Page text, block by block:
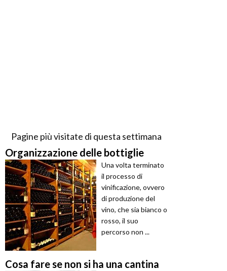
Pagine più visitate di questa settimana
Organizzazione delle bottiglie
Una volta terminato
il processo di
vinificazione, ovvero
di produzione del
vino, che sia bianco o
rosso, il suo
percorso non ...
Cosa fare se non si ha una cantina